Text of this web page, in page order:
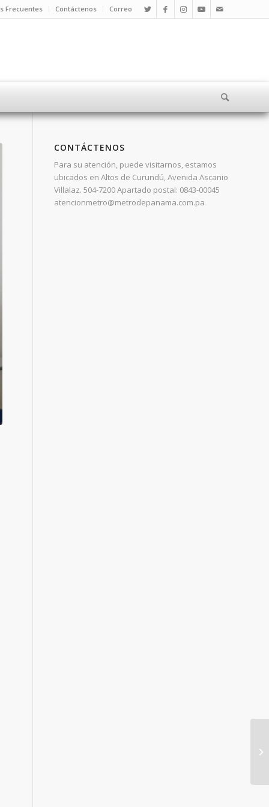
Frecuentes Contáctenos Correo
CONTÁCTENOS
Para su atención, puede visitarnos, estamos
ubicados en Altos de Curundú, Avenida Ascanio
Villalaz. 504-7200 Apartado postal: 0843-00045
atencionmetro@metrodepanama.com.pa